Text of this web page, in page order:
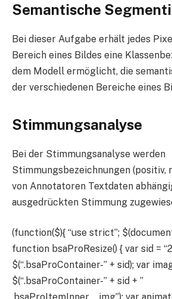
Semantische
Bei dieser Aufgabe erhält jedes
Bereich eines Bildes eine
dem Modell ermöglicht, die
der verschiedenen Bereiche eines
Stimmungsanalyse
Bei der Stimmungsanalyse werden
Stimmungsbezeichnungen (positiv,
von Annotatoren Textdaten
ausgedrückten Stimmung
(function($){ “use strict”;
function bsaProResize() { var sid =
$(“.bsaProContainer-” + sid); var
$(“.bsaProContainer-” + sid + ”